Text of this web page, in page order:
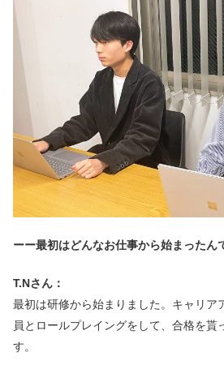
ーー最初はどんなお仕事から始まったん
T.Nさん：
最初は研修から始まりました。キャリア
員とロールプレイングをして、合格を貰
す。